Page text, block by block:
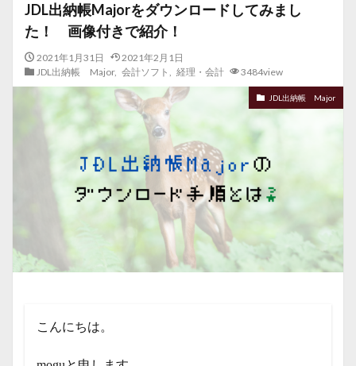
JDL出納帳Majorをダウンロードしてみまし
た！ 画像付きで紹介！
2021年1月31日
2021年2月1日
JDL出納帳 Major, 会計ソフト 経理・会計 3484view
JDL出納帳 Major
こんにちは。